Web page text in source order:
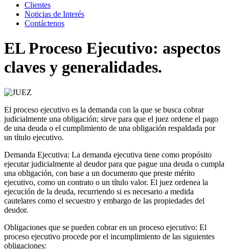
Clientes
Noticias de Interés
Contáctenos
EL Proceso Ejecutivo: aspectos
claves y generalidades.
El proceso ejecutivo es la demanda con la que se busca cobrar
judicialmente una obligación; sirve para que el juez ordene el pago
de una deuda o el cumplimiento de una obligación respaldada por
un título ejecutivo.
Demanda Ejecutiva: La demanda ejecutiva tiene como propósito
ejecutar judicialmente al deudor para que pague una deuda o cumpla
una obligación, con base a un documento que preste mérito
ejecutivo, como un contrato o un título valor. El juez ordenea la
ejecución de la deuda, recurriendo si es necesario a medida
cautelares como el secuestro y embargo de las propiedades del
deudor.
Obligaciones que se pueden cobrar en un proceso ejecutivo: El
proceso ejecutivo procede por el incumplimiento de las siguientes
obligaciones: